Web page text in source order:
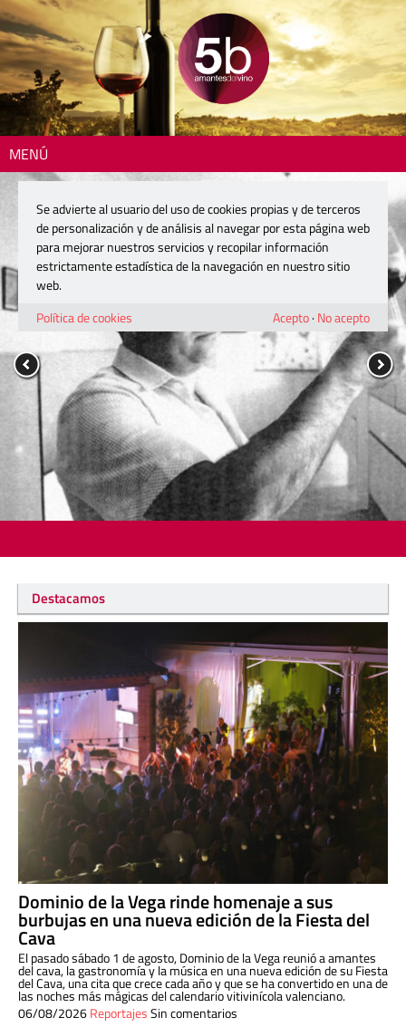
MENÚ
Destacamos
Dominio de la Vega rinde homenaje a sus
burbujas en una nueva edición de la Fiesta del
Cava
El pasado sábado 1 de agosto, Dominio de la Vega reunió a amantes
del cava, la gastronomía y la música en una nueva edición de su Fiesta
del Cava, una cita que crece cada año y que se ha convertido en una de
las noches más mágicas del calendario vitivinícola valenciano.
06/08/2026ReportajesSin comentarios
Se advierte al usuario del uso de cookies propias y de terceros
de personalización y de análisis al navegar por esta página web
para mejorar nuestros servicios y recopilar información
estrictamente estadística de la navegación en nuestro sitio
web.
Política de cookies
Acepto· No acepto